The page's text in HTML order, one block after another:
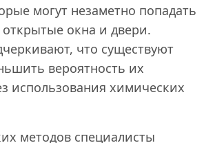
могут незаметно попадать
открытые окна и двери.
что существуют
вероятность их
использования химических
методов специалисты